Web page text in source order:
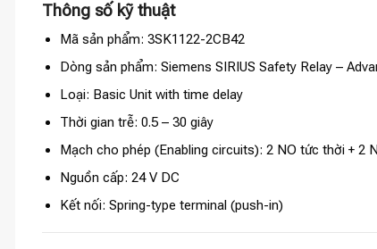
Thông số kỹ thuật
Mã sản phẩm: 3SK1122-2CB42
Dòng sản phẩm: Siemens SIRIUS Safety Relay –
Loại: Basic Unit with time delay
Thời gian trễ: 0.5 – 30 giây
Mạch cho phép (Enabling circuits): 2 NO tức thời + 2
Nguồn cấp: 24 V DC
Kết nối: Spring-type terminal (push-in)